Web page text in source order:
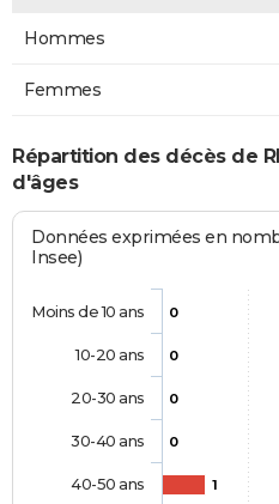
Hommes
Femmes
Répartition des décès de
d'âges
Données exprimées en
Insee)
0
0
0
0
1
Moins de 10 ans
10-20 ans
20-30 ans
30-40 ans
40-50 ans